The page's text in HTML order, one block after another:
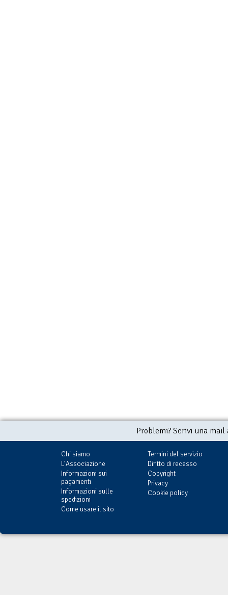
Problemi? Scrivi una
Chi siamo
L'Associazione
Informazioni sui
pagamenti
Informazioni sulle
spedizioni
Come usare il sito
Termini del servizio
Diritto di recesso
Copyright
Privacy
Cookie policy